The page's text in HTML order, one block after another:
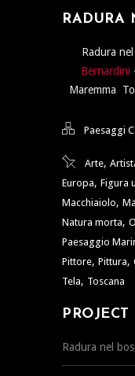
RADURA
Radura
Bernardini
Maremma
Paesaggi
Arte,
Europa, Figura
Macchiaiolo,
Natura morta,
Paesaggio
Pittore, Pittura,
Tela, Toscana
Radura nel